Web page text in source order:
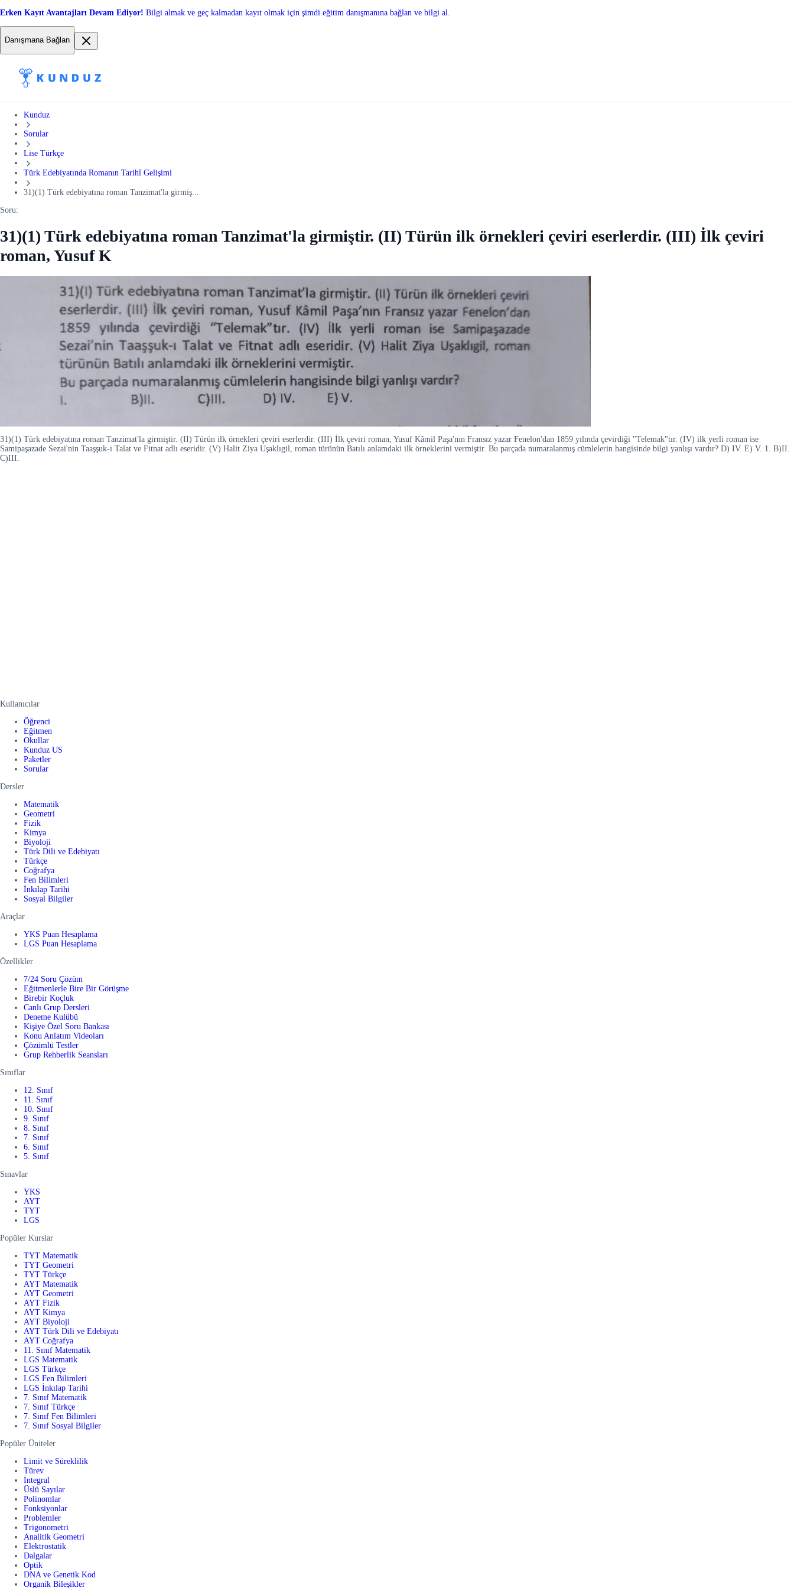
Erken Kayıt Avantajları Devam Ediyor! Bilgi almak ve geç kalmadan kayıt olmak için şimdi eğitim danışmanına bağlan ve bilgi al.
Danışmana Bağlan
Kunduz
Sorular
Lise Türkçe
Türk Edebiyatında Romanın Tarihî Gelişimi
31)(1) Türk edebiyatına roman Tanzimat'la girmiş...
Soru:
31)(1) Türk edebiyatına roman Tanzimat'la girmiştir. (II) Türün ilk örnekleri çeviri eserlerdir. (III) İlk çeviri
roman, Yusuf K
31)(1) Türk edebiyatına roman Tanzimat'la girmiştir. (II) Türün ilk örnekleri çeviri eserlerdir. (III) İlk çeviri roman, Yusuf Kâmil Paşa'nın Fransız yazar Fenelon'dan 1859 yılında çevirdiği "Telemak"tır. (IV) ilk yerli roman ise
Samipaşazade Sezai'nin Taaşşuk-ı Talat ve Fitnat adlı eseridir. (V) Halit Ziya Uşaklıgil, roman türünün Batılı anlamdaki ilk örneklerini vermiştir. Bu parçada numaralanmış cümlelerin hangisinde bilgi yanlışı vardır? D) IV. E) V. 1. B)II.
C)III.
Kullanıcılar
Öğrenci
Eğitmen
Okullar
Kunduz US
Paketler
Sorular
Dersler
Matematik
Geometri
Fizik
Kimya
Biyoloji
Türk Dili ve Edebiyatı
Türkçe
Coğrafya
Fen Bilimleri
İnkılap Tarihi
Sosyal Bilgiler
Araçlar
YKS Puan Hesaplama
LGS Puan Hesaplama
Özellikler
7/24 Soru Çözüm
Eğitmenlerle Bire Bir Görüşme
Birebir Koçluk
Canlı Grup Dersleri
Deneme Kulübü
Kişiye Özel Soru Bankası
Konu Anlatım Videoları
Çözümlü Testler
Grup Rehberlik Seansları
Sınıflar
12. Sınıf
11. Sınıf
10. Sınıf
9. Sınıf
8. Sınıf
7. Sınıf
6. Sınıf
5. Sınıf
Sınavlar
YKS
AYT
TYT
LGS
Popüler Kurslar
TYT Matematik
TYT Geometri
TYT Türkçe
AYT Matematik
AYT Geometri
AYT Fizik
AYT Kimya
AYT Biyoloji
AYT Türk Dili ve Edebiyatı
AYT Coğrafya
11. Sınıf Matematik
LGS Matematik
LGS Türkçe
LGS Fen Bilimleri
LGS İnkılap Tarihi
7. Sınıf Matematik
7. Sınıf Türkçe
7. Sınıf Fen Bilimleri
7. Sınıf Sosyal Bilgiler
Popüler Üniteler
Limit ve Süreklilik
Türev
İntegral
Üslü Sayılar
Polinomlar
Fonksiyonlar
Problemler
Trigonometri
Analitik Geometri
Elektrostatik
Dalgalar
Optik
DNA ve Genetik Kod
Organik Bileşikler